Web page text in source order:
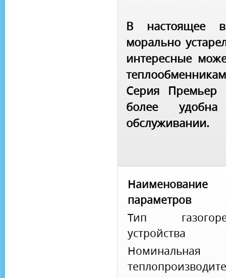
В настоящее
морально
интересные
Серия Премьер
более
обслуживании.
Наименование
параметров
Тип
устройства
Номинальная